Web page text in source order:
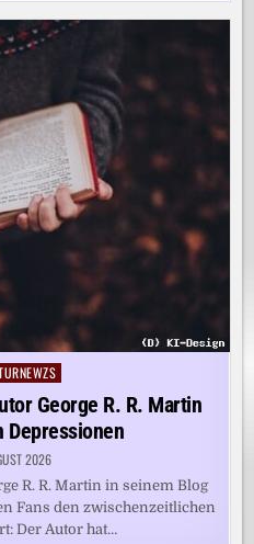
George R. R. Martin
Depressionen
2026
R. R. Martin in seinem Blog
Fans den zwischenzeitlichen
Der Autor hat…